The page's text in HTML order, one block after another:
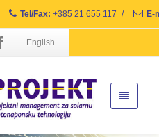
Tel/Fax: +385 21 655 117 / E-
English